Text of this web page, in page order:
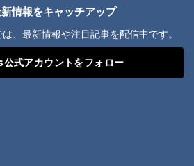
情報をキャッチアップ
、最新情報や注目記事を配信中です。
式アカウントをフォロー